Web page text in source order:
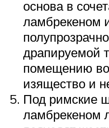
основа в
ламбрекеном
драпируемой
помещению
изящество и
Под римские
ламбрекеном